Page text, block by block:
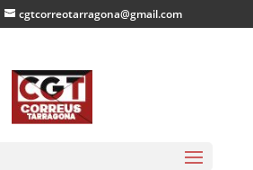
cgtcorreotarragona@gmail.com